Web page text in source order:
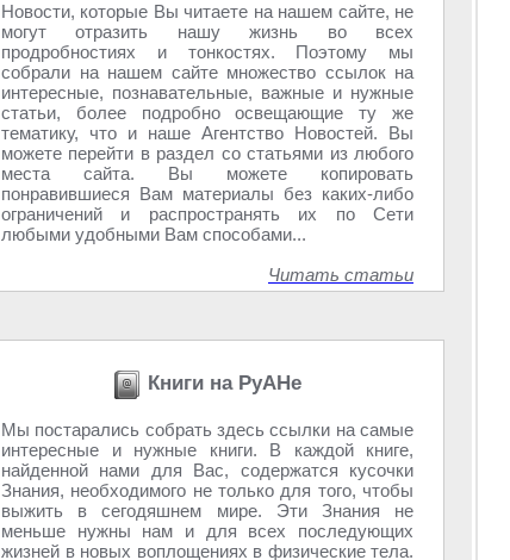
Новости, которые Вы читаете на нашем сайте, не
могут отразить нашу жизнь во всех
продробностиях и тонкостях. Поэтому мы
собрали на нашем сайте множество ссылок на
интересные, познавательные, важные и нужные
статьи, более подробно освещающие ту же
тематику, что и наше Агентство Новостей. Вы
можете перейти в раздел со статьями из любого
места сайта. Вы можете копировать
понравившиеся Вам материалы без каких-либо
ограничений и распространять их по Сети
любыми удобными Вам способами...
Читать статьи
Книги на РуАНе
Мы постарались собрать здесь ссылки на самые
интересные и нужные книги. В каждой книге,
найденной нами для Вас, содержатся кусочки
Знания, необходимого не только для того, чтобы
выжить в сегодяшнем мире. Эти Знания не
меньше нужны нам и для всех последующих
жизней в новых воплощениях в физические тела.